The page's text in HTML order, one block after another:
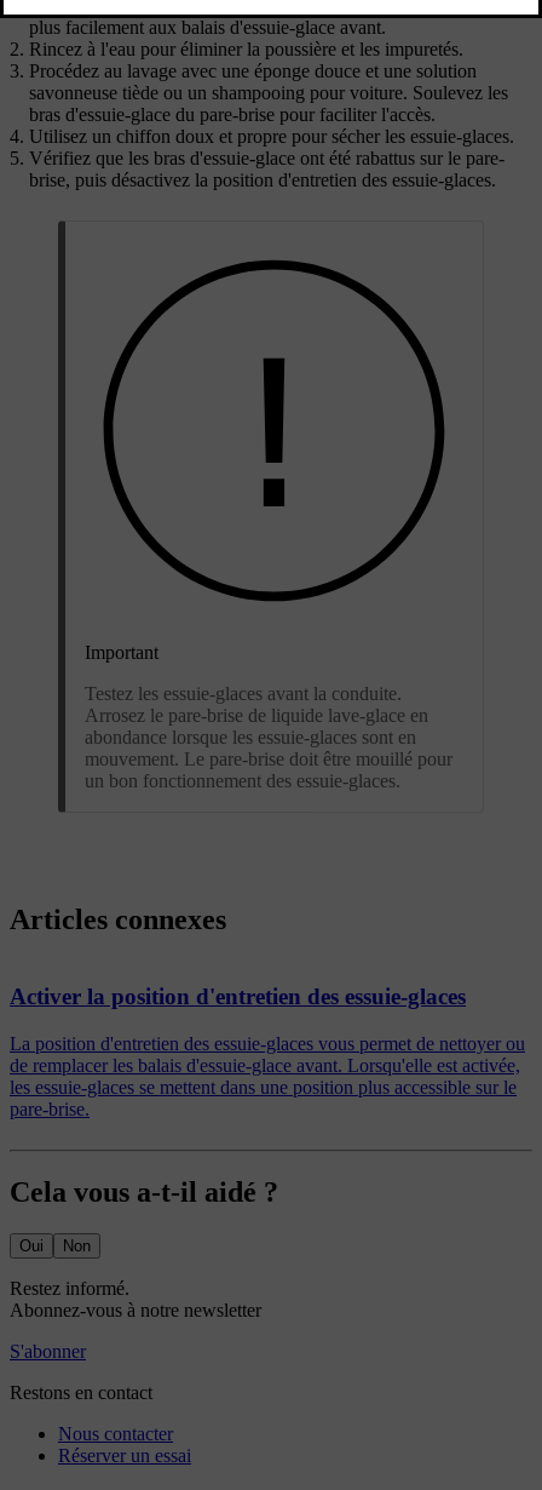
plus facilement aux balais d'essuie-glace avant.
Rincez à l'eau pour éliminer la poussière et les impuretés.
Procédez au lavage avec une éponge douce et une solution
savonneuse tiède ou un shampooing pour voiture. Soulevez les
bras d'essuie-glace du pare-brise pour faciliter l'accès.
Utilisez un chiffon doux et propre pour sécher les essuie-glaces.
Vérifiez que les bras d'essuie-glace ont été rabattus sur le pare-
brise, puis désactivez la position d'entretien des essuie-glaces.
Important
Testez les essuie-glaces avant la conduite.
Arrosez le pare-brise de liquide lave-glace en
abondance lorsque les essuie-glaces sont en
mouvement. Le pare-brise doit être mouillé pour
un bon fonctionnement des essuie-glaces.
Articles connexes
Activer la position d'entretien des essuie-glaces
La position d'entretien des essuie-glaces vous permet de nettoyer ou
de remplacer les balais d'essuie-glace avant. Lorsqu'elle est activée,
les essuie-glaces se mettent dans une position plus accessible sur le
pare-brise.
Cela vous a-t-il aidé ?
Oui Non